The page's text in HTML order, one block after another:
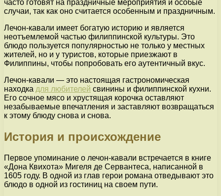
часто готовят на праздничные мероприятия и особые
случаи, так как оно считается особенным и праздничным.
Лечон-кавали имеет богатую историю и является
неотъемлемой частью филиппинской культуры. Это
блюдо пользуется популярностью не только у местных
жителей, но и у туристов, которые приезжают в
Филиппины, чтобы попробовать его аутентичный вкус.
Лечон-кавали — это настоящая гастрономическая
находка для любителей свинины и филиппинской кухни.
Его сочное мясо и хрустящая корочка оставляют
незабываемые впечатления и заставляют возвращаться
к этому блюду снова и снова.
История и происхождение
Первое упоминание о лечон-кавали встречается в книге
«Дона Квихота» Мигеля де Сервантеса, написанной в
1605 году. В одной из глав герои романа отведывают это
блюдо в одной из гостиниц на своем пути.